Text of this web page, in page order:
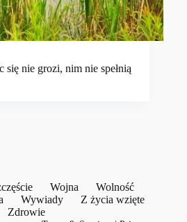
nie grozi, nim nie spełnią
Wojna
Wolność
Wywiady
Z życia wzięte
Zdrowie